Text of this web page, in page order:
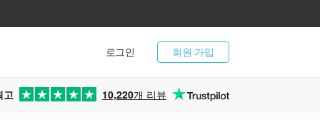
회원 가입
로그인
고 10,220개 리뷰